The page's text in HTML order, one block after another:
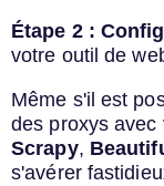
Étape 2 :
votre outil de
Même s'il est
des proxys avec
Scrapy,
s'avérer